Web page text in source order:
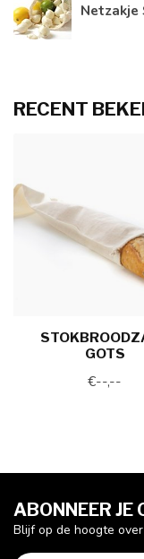
Netzakje
RECENT
GOTS
€--,--
ABONNEER JE
Blijf op de hoogte